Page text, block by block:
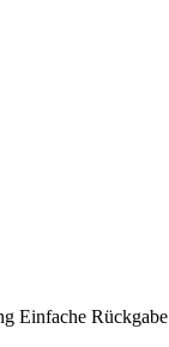
Einfache Rückgabe